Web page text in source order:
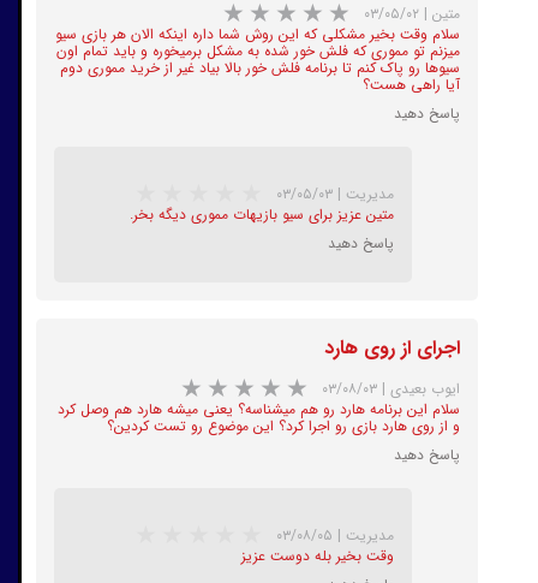
★★★★
★★★ ★★
متین | ۰۳/۰۵/۰۲
سلام وقت بخیر مشکلی که این روش شما داره اینکه الان هر بازی سیو
میزنم تو مموری که فلش خور شده به مشکل برمیخوره و باید تمام اون
سیوها رو پاک کنم تا برنامه فلش خور بالا بیاد غیر از خرید مموری دوم
آیا راهی هست؟
پاسخ دهید
مدیریت | ۰۳/۰۵/۰۳
متین عزیز برای سیو بازیهات مموری دیگه بخر.
پاسخ دهید
اجرای از روی هارد
ایوب بعیدی | ۰۳/۰۸/۰۳
سلام این برنامه هارد رو هم میشناسه؟ یعنی میشه هارد هم وصل کرد
و از روی هارد بازی رو اجرا کرد؟ این موضوع رو تست کردین؟
پاسخ دهید
مدیریت | ۰۳/۰۸/۰۵
وقت بخیر بله دوست عزیز